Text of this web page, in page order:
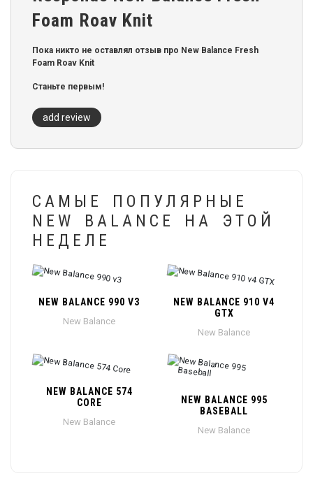
Foam Roav Knit
Пока никто не оставлял отзыв про New Balance Fresh
Foam Roav Knit
Станьте первым!
add review
САМЫЕ ПОПУЛЯРНЫЕ
NEW BALANCE НА ЭТОЙ
НЕДЕЛЕ
NEW BALANCE 990 V3
New Balance
NEW BALANCE 910 V4
GTX
New Balance
NEW BALANCE 574
CORE
New Balance
NEW BALANCE 995
BASEBALL
New Balance